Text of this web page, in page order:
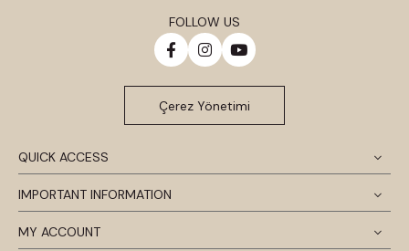
QUICK ACCESS
IMPORTANT INFORMATION
MY ACCOUNT
FOLLOW US
Çerez Yönetimi